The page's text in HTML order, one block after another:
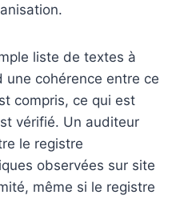
liste de textes à
une cohérence entre ce
compris, ce qui est
vérifié. Un auditeur
le registre
observées sur site
même si le registre